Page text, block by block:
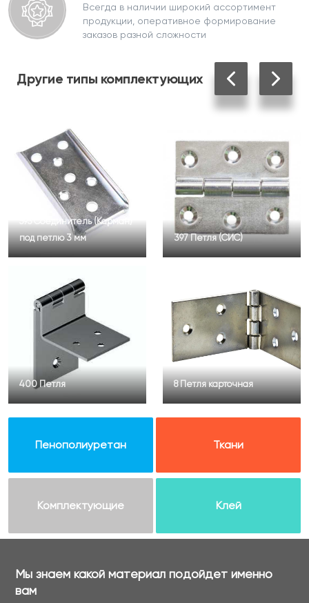
Всегда в наличии широкий ассортимент
продукции, оперативное формирование
заказов разной сложности
Другие типы комплектующих
595 Соединитель (Карман)
под петлю 3 мм
400 Петля
397 Петля (СИС)
8 Петля карточная
Пенополиуретан Ткани
Комплектующие Клей
Мы знаем какой материал подойдет именно
вам